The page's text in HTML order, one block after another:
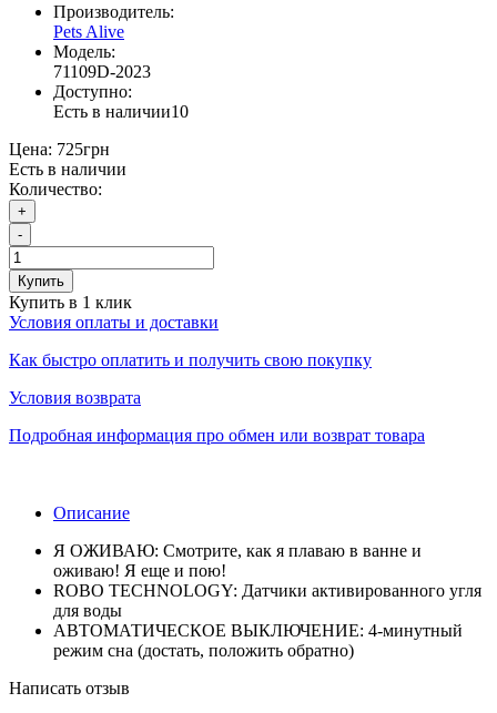
Производитель:
Pets Alive
Модель:
71109D-2023
Доступно:
Есть в наличии10
Цена: 725грн
Есть в наличии
Количество:
+
-
Купить
Купить в 1 клик
Условия оплаты и доставки
Как быстро оплатить и получить свою покупку
Условия возврата
Подробная информация про обмен или возврат товара
Описание
Я ОЖИВАЮ: Смотрите, как я плаваю в ванне и
оживаю! Я еще и пою!
ROBO TECHNOLOGY: Датчики активированного угля
для воды
АВТОМАТИЧЕСКОЕ ВЫКЛЮЧЕНИЕ: 4-минутный
режим сна (достать, положить обратно)
Написать отзыв